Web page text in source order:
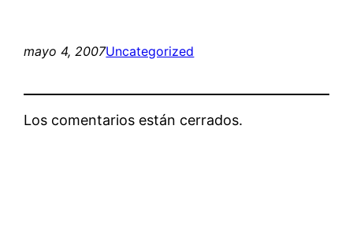
mayo 4, 2007Uncategorized
Los comentarios están cerrados.